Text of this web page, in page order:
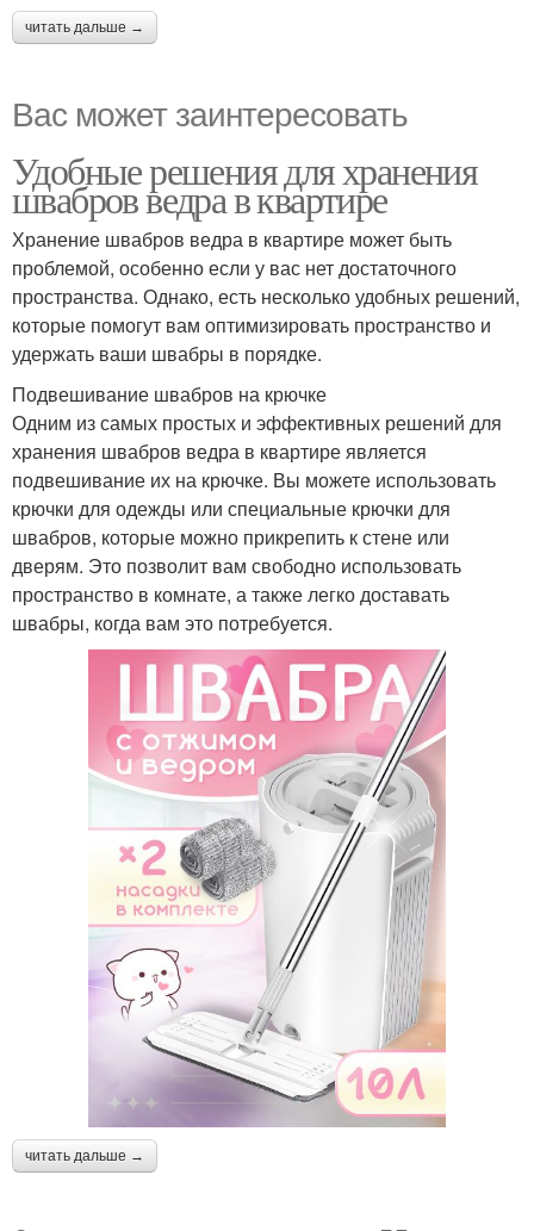
читать дальше →
Вас может заинтересовать
Удобные решения для хранения
швабров ведра в квартире
Хранение швабров ведра в квартире может быть
проблемой, особенно если у вас нет достаточного
пространства. Однако, есть несколько удобных решений,
которые помогут вам оптимизировать пространство и
удержать ваши швабры в порядке.
Подвешивание швабров на крючке
Одним из самых простых и эффективных решений для
хранения швабров ведра в квартире является
подвешивание их на крючке. Вы можете использовать
крючки для одежды или специальные крючки для
швабров, которые можно прикрепить к стене или
дверям. Это позволит вам свободно использовать
пространство в комнате, а также легко доставать
швабры, когда вам это потребуется.
читать дальше →